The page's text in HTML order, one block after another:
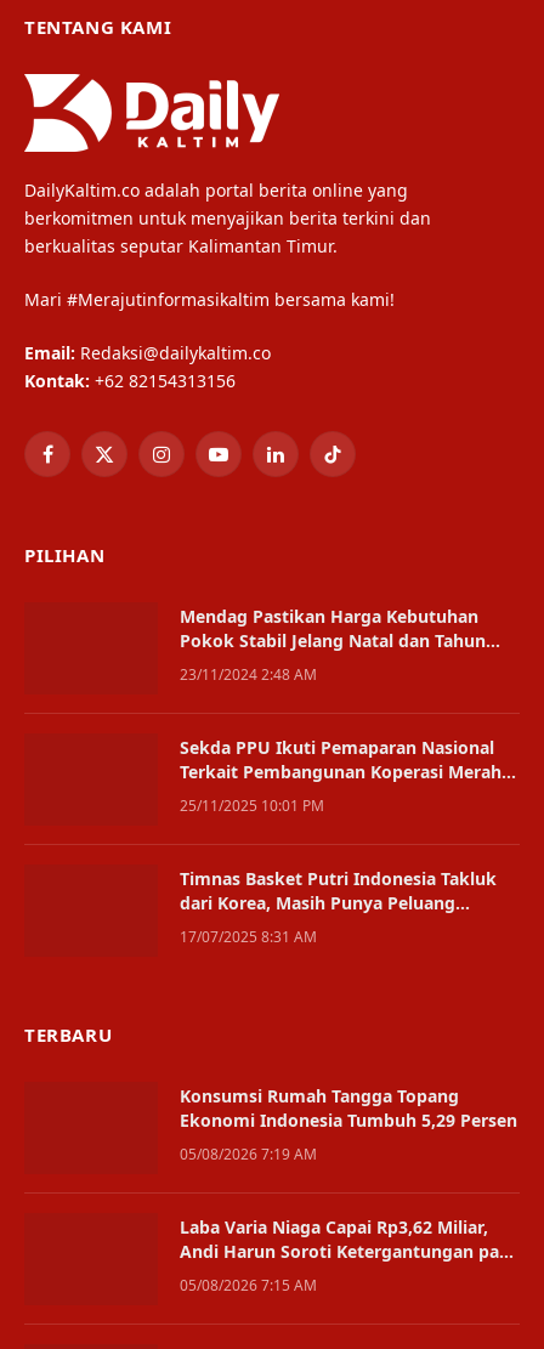
TENTANG KAMI
DailyKaltim.co adalah portal berita online yang
berkomitmen untuk menyajikan berita terkini dan
berkualitas seputar Kalimantan Timur.
Mari #Merajutinformasikaltim bersama kami!
Email: Redaksi@dailykaltim.co
Kontak: +62 82154313156
Facebook
X
InstagramYouTubeLinkedInTikTok
PILIHAN
Mendag Pastikan Harga Kebutuhan
Pokok Stabil Jelang Natal dan Tahun
Baru
23/11/2024 2:48 AM
Sekda PPU Ikuti Pemaparan Nasional
Terkait Pembangunan Koperasi Merah
Putih
25/11/2025 10:01 PM
Timnas Basket Putri Indonesia Takluk
dari Korea, Masih Punya Peluang
Bertahan di Divisi A
17/07/2025 8:31 AM
TERBARU
Konsumsi Rumah Tangga Topang
Ekonomi Indonesia Tumbuh 5,29 Persen
05/08/2026 7:19 AM
Laba Varia Niaga Capai Rp3,62 Miliar,
Andi Harun Soroti Ketergantungan pada
Satu Bisnis
05/08/2026 7:15 AM